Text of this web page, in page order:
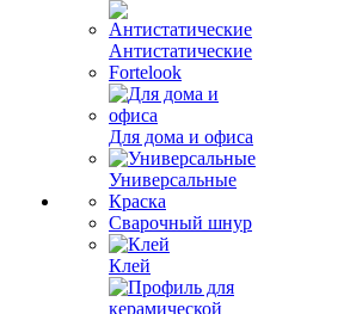
Антистатические
Fortelook
Для дома и офиса
Универсальные
Краска
Сварочный шнур
Клей